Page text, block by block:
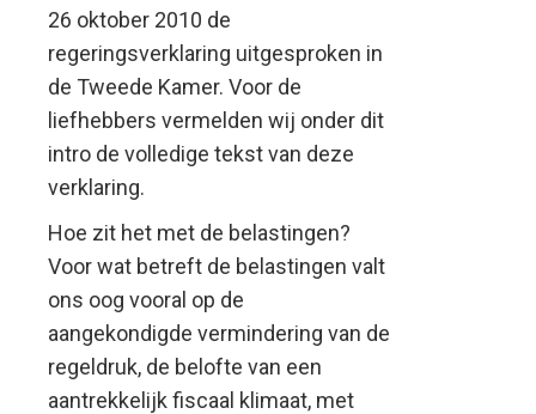
26 oktober 2010 de
regeringsverklaring uitgesproken in
de Tweede Kamer. Voor de
liefhebbers vermelden wij onder dit
intro de volledige tekst van deze
verklaring.
Hoe zit het met de belastingen?
Voor wat betreft de belastingen valt
ons oog vooral op de
aangekondigde vermindering van de
regeldruk, de belofte van een
aantrekkelijk fiscaal klimaat, met